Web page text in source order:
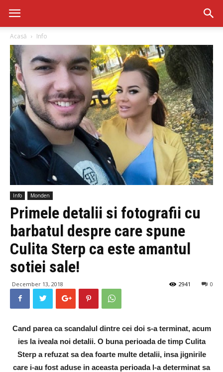
Acasă Info
Info Monden
Primele detalii si fotografii cu
barbatul despre care spune
Culita Sterp ca este amantul
sotiei sale!
December 13, 2018 0
2941
Cand parea ca scandalul dintre cei doi s-a terminat, acum
ies la iveala noi detalii. O buna perioada de timp Culita
Sterp a refuzat sa dea foarte multe detalii, insa jignirile
care i-au fost aduse in aceasta perioada l-a determinat sa